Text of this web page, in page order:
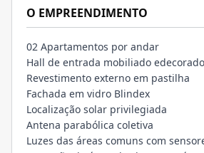
O EMPREENDIMENTO
02 Apartamentos por andar
Hall de entrada mobiliado edecorado
Revestimento externo em pastilha
Fachada em vidro Blindex
Localização solar privilegiada
Antena parabólica coletiva
Luzes das áreas comuns com